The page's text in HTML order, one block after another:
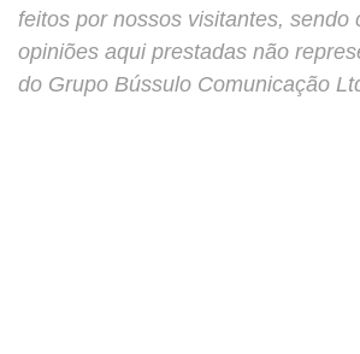
feitos por nossos visitantes, sendo
opiniões aqui prestadas não
do Grupo Bússulo Comunicação